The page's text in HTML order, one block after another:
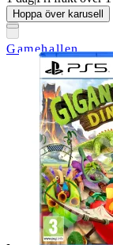
Gamehallen
Hoppa över karusell